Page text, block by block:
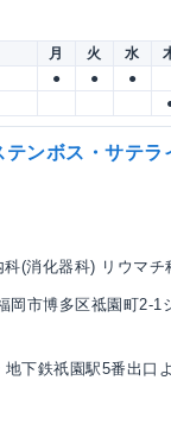
月 火 水
● ● ●
テンボス・サテラ
科(消化器科) リウマ
岡市博多区祗園町2-1
下鉄祇園駅5番出口